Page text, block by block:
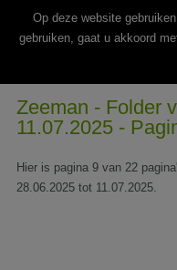
Wekelijks nieuwe folders van
Zeeman - Folder
11.07.2025 -
Hier is pagina 9 van 22
28.06.2025 tot 11.07.2025.
Op deze website
gebruiken, gaat u akkoord